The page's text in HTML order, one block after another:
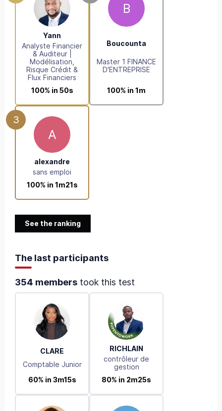
Yann
Analyste Financier
& Auditeur |
Modélisation,
Risque Crédit &
Flux Financiers
100% in 50s
B
Boucounta
Master 1 FINANCE
D'ENTREPRISE
100% in 1m
3
A
alexandre
sans emploi
100% in 1m21s
See the ranking
The last participants
354 members took this test
CLARE
Comptable Junior
60% in 3m15s
RICHLAIN
contrôleur de
gestion
80% in 2m25s